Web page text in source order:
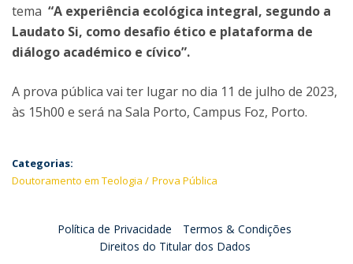
tema “A experiência ecológica integral, segundo a
Laudato Si, como desafio ético e plataforma de
diálogo académico e cívico”.
A prova pública vai ter lugar no dia 11 de julho de 2023,
às 15h00 e será na Sala Porto, Campus Foz, Porto.
Categorias:
Doutoramento em Teologia
Prova Pública
Política de Privacidade
Termos & Condições
Direitos do Titular dos Dados